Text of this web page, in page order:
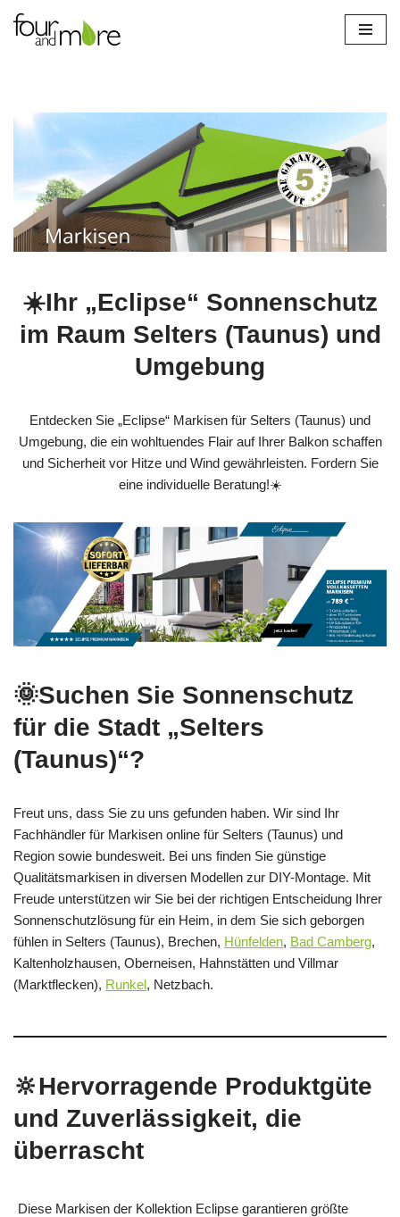
Zum
☀️Ihr „Eclipse“ Sonnenschutz
im Raum Selters (Taunus) und
Umgebung
Entdecken Sie „Eclipse“ Markisen für Selters (Taunus) und
Umgebung, die ein wohltuendes Flair auf Ihrer Balkon schaffen
und Sicherheit vor Hitze und Wind gewährleisten. Fordern Sie
eine individuelle Beratung!☀️
🌞Suchen Sie Sonnenschutz
für die Stadt „Selters
(Taunus)“?
Freut uns, dass Sie zu uns gefunden haben. Wir sind Ihr
Fachhändler für Markisen online für Selters (Taunus) und
Region sowie bundesweit. Bei uns finden Sie günstige
Qualitätsmarkisen in diversen Modellen zur DIY-Montage. Mit
Freude unterstützen wir Sie bei der richtigen Entscheidung Ihrer
Sonnenschutzlösung für ein Heim, in dem Sie sich geborgen
fühlen in Selters (Taunus), Brechen, Hünfelden, Bad Camberg,
Kaltenholzhausen, Oberneisen, Hahnstätten und Villmar
(Marktflecken), Runkel, Netzbach.
🔆Hervorragende Produktgüte
und Zuverlässigkeit, die
überrascht
Diese Markisen der Kollektion Eclipse garantieren größte